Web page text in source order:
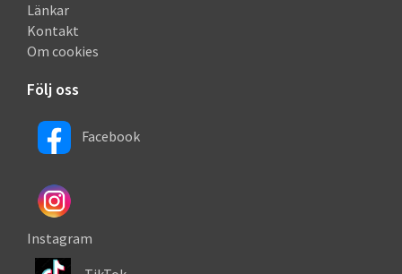
Länkar
Kontakt
Om cookies
Följ oss
Facebook
Instagram